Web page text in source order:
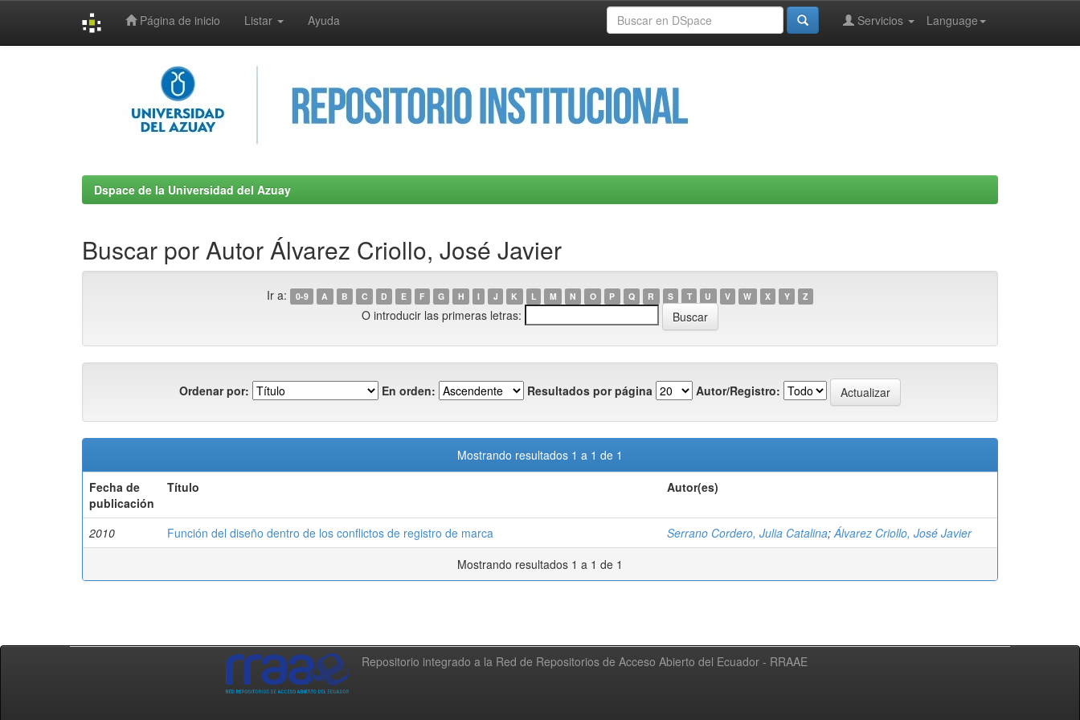
Página de inicio Listar Ayuda Language
Servicios
Dspace de la Universidad del Azuay
Buscar por Autor Álvarez Criollo, José Javier
Ir a: 0-9 A B C D E F G H I J K L M N O P Q R S T U V W X Y Z
O introducir las primeras letras:
Ordenar por: En orden: Resultados por página Autor/Registro:
Mostrando resultados 1 a 1 de 1
Fecha de
publicación
Título Autor(es)
2010 Función del diseño dentro de los conflictos de registro de marca Serrano Cordero, Julia Catalina;Álvarez Criollo, José Javier
Mostrando resultados 1 a 1 de 1
Repositorio integrado a la Red de Repositorios de Acceso Abierto del Ecuador - RRAAE